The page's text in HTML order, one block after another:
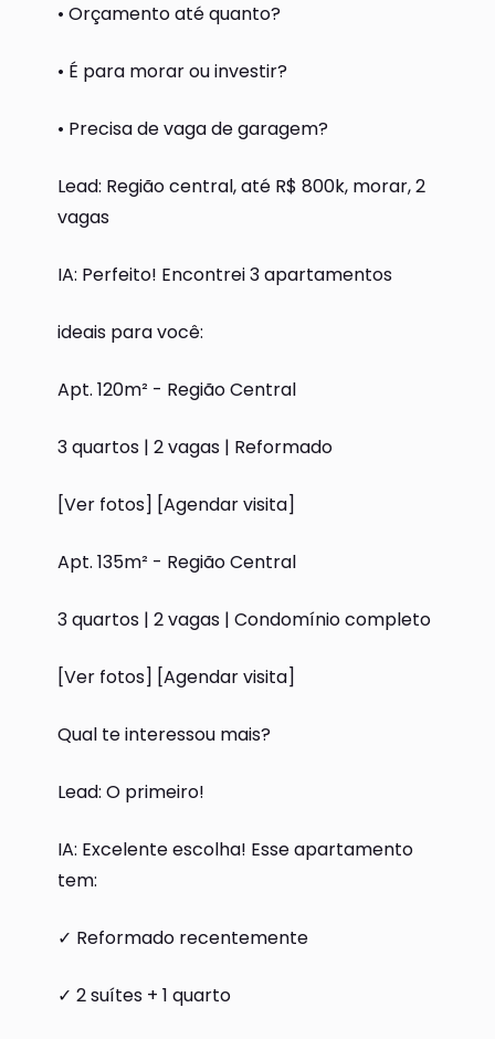
• Orçamento até quanto?
• É para morar ou investir?
• Precisa de vaga de garagem?
Lead: Região central, até R$ 800k, morar, 2
vagas
IA: Perfeito! Encontrei 3 apartamentos
ideais para você:
Apt. 120m² - Região Central
3 quartos | 2 vagas | Reformado
[Ver fotos] [Agendar visita]
Apt. 135m² - Região Central
3 quartos | 2 vagas | Condomínio completo
[Ver fotos] [Agendar visita]
Qual te interessou mais?
Lead: O primeiro!
IA: Excelente escolha! Esse apartamento
tem:
✓ Reformado recentemente
✓ 2 suítes + 1 quarto